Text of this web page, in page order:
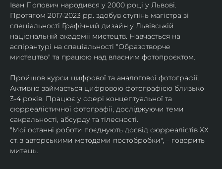
Іван Попович народився у 2000 році у Львові.
Протягом 2017-2023 рр. здобув ступінь магістра зі
спеціальності Графічний дизайн у Львівській
національній академії мистецтв. Навчається на
аспірантурі на спеціальності "Образотворче
мистецтво" та працюю над власним фотопроєктом.
Пройшов курси цифрової та аналогової фотографії.
Активно займається цифровою фотографією близько
3-4 років. Працює у сфері концептуальної та
сюрреалістичної фотографії, досліджуючи теми
сакральності, абсурду та тілесності.
"Мої останні роботи поєднують досвід сюрреалістів ХХ
ст. з авторськими методами постобробки", – говорить
митець.